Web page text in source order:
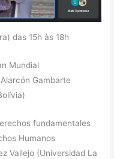
das 15h às 18h
Mundial
Gambarte
fundamentales
Humanos
Vallejo (Universidad La